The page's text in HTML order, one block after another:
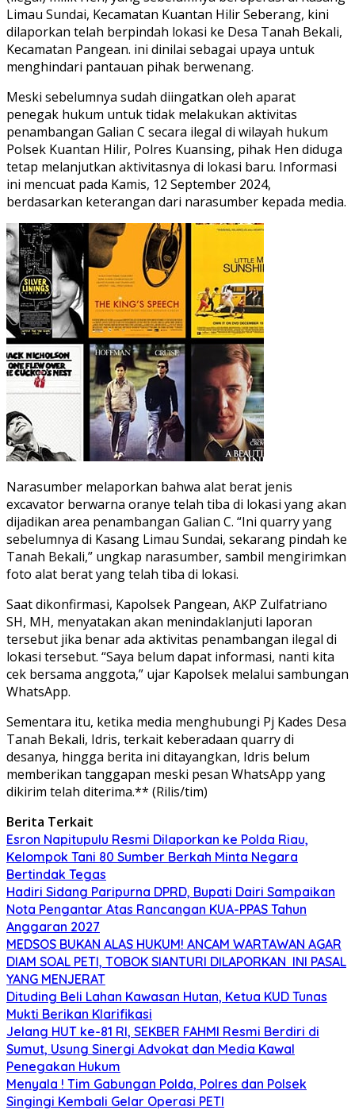
Limau Sundai, Kecamatan Kuantan Hilir Seberang, kini
dilaporkan telah berpindah lokasi ke Desa Tanah Bekali,
Kecamatan Pangean. ini dinilai sebagai upaya untuk
menghindari pantauan pihak berwenang.
Meski sebelumnya sudah diingatkan oleh aparat
penegak hukum untuk tidak melakukan aktivitas
penambangan Galian C secara ilegal di wilayah hukum
Polsek Kuantan Hilir, Polres Kuansing, pihak Hen diduga
tetap melanjutkan aktivitasnya di lokasi baru. Informasi
ini mencuat pada Kamis, 12 September 2024,
berdasarkan keterangan dari narasumber kepada media.
Narasumber melaporkan bahwa alat berat jenis
excavator berwarna oranye telah tiba di lokasi yang akan
dijadikan area penambangan Galian C. “Ini quarry yang
sebelumnya di Kasang Limau Sundai, sekarang pindah ke
Tanah Bekali,” ungkap narasumber, sambil mengirimkan
foto alat berat yang telah tiba di lokasi.
Saat dikonfirmasi, Kapolsek Pangean, AKP Zulfatriano
SH, MH, menyatakan akan menindaklanjuti laporan
tersebut jika benar ada aktivitas penambangan ilegal di
lokasi tersebut. “Saya belum dapat informasi, nanti kita
cek bersama anggota,” ujar Kapolsek melalui sambungan
WhatsApp.
Sementara itu, ketika media menghubungi Pj Kades Desa
Tanah Bekali, Idris, terkait keberadaan quarry di
desanya, hingga berita ini ditayangkan, Idris belum
memberikan tanggapan meski pesan WhatsApp yang
dikirim telah diterima.** (Rilis/tim)
Berita Terkait
Esron Napitupulu Resmi Dilaporkan ke Polda Riau,
Kelompok Tani 80 Sumber Berkah Minta Negara
Bertindak Tegas
Hadiri Sidang Paripurna DPRD, Bupati Dairi Sampaikan
Nota Pengantar Atas Rancangan KUA-PPAS Tahun
Anggaran 2027
MEDSOS BUKAN ALAS HUKUM! ANCAM WARTAWAN AGAR
DIAM SOAL PETI, TOBOK SIANTURI DILAPORKAN INI PASAL
YANG MENJERAT
Dituding Beli Lahan Kawasan Hutan, Ketua KUD Tunas
Mukti Berikan Klarifikasi
Jelang HUT ke-81 RI, SEKBER FAHMI Resmi Berdiri di
Sumut, Usung Sinergi Advokat dan Media Kawal
Penegakan Hukum
Menyala ! Tim Gabungan Polda, Polres dan Polsek
Singingi Kembali Gelar Operasi PETI